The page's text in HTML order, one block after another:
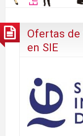
Ofertas
en SIE